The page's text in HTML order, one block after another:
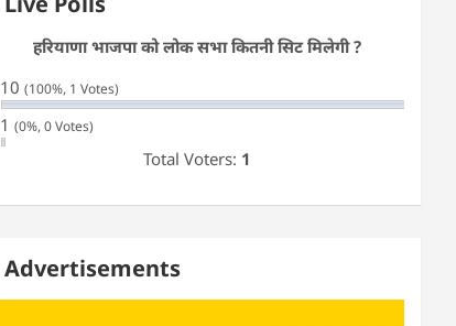
हरियाणा भाजपा को लोक सभा कितनी सिट मिलेगी ?
10(100%, 1 Votes)
1(0%, 0 Votes)
Total Voters: 1
Advertisements